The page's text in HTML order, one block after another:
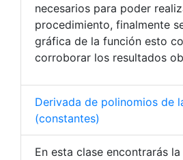
necesarios para poder
procedimiento, finalmente
gráfica de la función esto
corroborar los resultados
Derivada de polinomios de
(constantes)
En esta clase encontrarás